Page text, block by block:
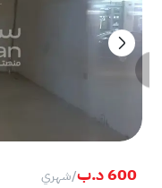
600 د.ب /شهري